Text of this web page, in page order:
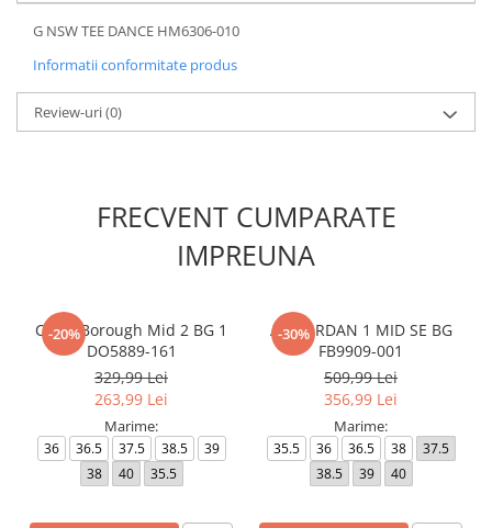
G NSW TEE DANCE HM6306-010
Informatii conformitate produs
Review-uri(0)
FRECVENT CUMPARATE
IMPREUNA
-20%
Court Borough Mid 2 BG 1
DO5889-161
329,99 Lei
263,99 Lei
Marime:
36 36.5 37.5 38.5
39
38
40 35.5
-30%
AIR JORDAN 1 MID SE BG
FB9909-001
509,99 Lei
356,99 Lei
Marime:
35.5 36 36.5 38
37.5
38.5
39 40